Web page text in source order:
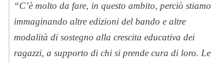
“C’è molto da fare, in questo ambito, perciò stiamo
immaginando altre edizioni del bando e altre
modalità di sostegno alla crescita educativa dei
ragazzi, a supporto di chi si prende cura di loro. Le